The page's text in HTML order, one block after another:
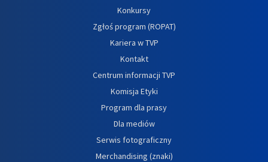
Konkursy
Zgłoś program (ROPAT)
Kariera w TVP
Kontakt
Centrum informacji TVP
Komisja Etyki
Program dla prasy
Dla mediów
Serwis fotograficzny
Merchandising (znaki)